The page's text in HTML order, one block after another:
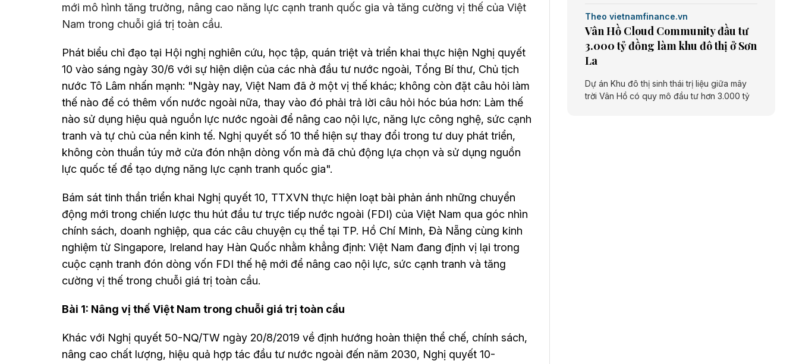
mới mô hình tăng trưởng, nâng cao năng lực cạnh tranh quốc gia và tăng cường vị thế của Việt
Nam trong chuỗi giá trị toàn cầu.
Phát biểu chỉ đạo tại Hội nghị nghiên cứu, học tập, quán triệt và triển khai thực hiện Nghị quyết
10 vào sáng ngày 30/6 với sự hiện diện của các nhà đầu tư nước ngoài, Tổng Bí thư, Chủ tịch
nước Tô Lâm nhấn mạnh: "Ngày nay, Việt Nam đã ở một vị thế khác; không còn đặt câu hỏi làm
thế nào để có thêm vốn nước ngoài nữa, thay vào đó phải trả lời câu hỏi hóc búa hơn: Làm thế
nào sử dụng hiệu quả nguồn lực nước ngoài để nâng cao nội lực, năng lực công nghệ, sức cạnh
tranh và tự chủ của nền kinh tế. Nghị quyết số 10 thể hiện sự thay đổi trong tư duy phát triển,
không còn thuần túy mở cửa đón nhận dòng vốn mà đã chủ động lựa chọn và sử dụng nguồn
lực quốc tế để tạo dựng năng lực cạnh tranh quốc gia".
Bám sát tinh thần triển khai Nghị quyết 10, TTXVN thực hiện loạt bài phản ánh những chuyển
động mới trong chiến lược thu hút đầu tư trực tiếp nước ngoài (FDI) của Việt Nam qua góc nhìn
chính sách, doanh nghiệp, qua các câu chuyện cụ thể tại TP. Hồ Chí Minh, Đà Nẵng cùng kinh
nghiệm từ Singapore, Ireland hay Hàn Quốc nhằm khẳng định: Việt Nam đang định vị lại trong
cuộc cạnh tranh đón dòng vốn FDI thế hệ mới để nâng cao nội lực, sức cạnh tranh và tăng
cường vị thế trong chuỗi giá trị toàn cầu.
Bài 1: Nâng vị thế Việt Nam trong chuỗi giá trị toàn cầu
Khác với Nghị quyết 50-NQ/TW ngày 20/8/2019 về định hướng hoàn thiện thể chế, chính sách,
nâng cao chất lượng, hiệu quả hợp tác đầu tư nước ngoài đến năm 2030, Nghị quyết 10-
Theo vietnamfinance.vn
Vân Hồ Cloud Community đầu tư
3.000 tỷ đồng làm khu đô thị ở Sơn
La
Dự án Khu đô thị sinh thái trị liệu giữa mây
trời Vân Hồ có quy mô đầu tư hơn 3.000 tỷ